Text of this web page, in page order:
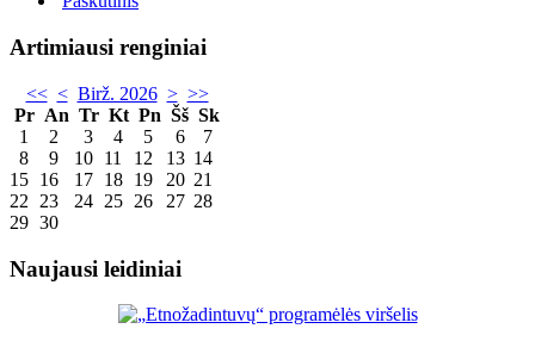
Artimiausi renginiai
<< < Birž. 2026 > >>
Pr An Tr Kt Pn Šš Sk
1
2 3 4 5 6
7
8
9 10 11 12 13 14
15 16 17 18 19 20 21
22
23 24 25 26 27 28
29 30
Naujausi leidiniai